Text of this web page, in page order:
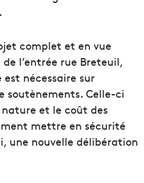
complet et en vue
l’entrée rue Breteuil,
nécessaire sur
soutènements. Celle-ci
et le coût des
mettre en sécurité
une nouvelle délibération